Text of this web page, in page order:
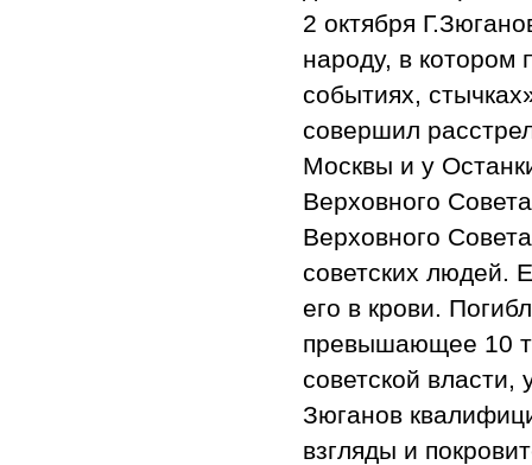
2 октября
народу, в котором
событиях,
совершил
Москвы и у
Верховного
Верховного
советских людей.
его в крови.
превышающее 10
советской власти,
Зюганов
взгляды и